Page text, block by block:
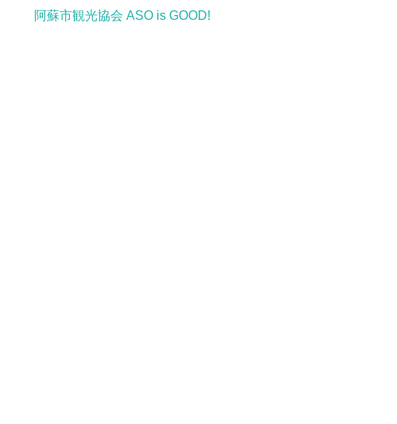
阿蘇市観光協会 ASO is GOOD!